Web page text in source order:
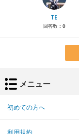
TE
回答数： 0
メニュー
初めての方へ
利用規約